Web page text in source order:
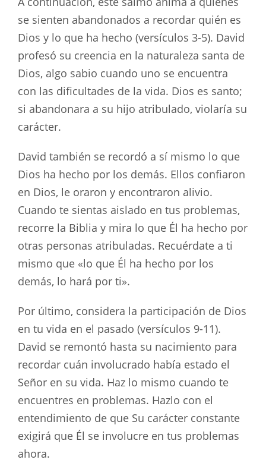
se sienten abandonados a recordar quién es
Dios y lo que ha hecho (versículos 3-5). David
profesó su creencia en la naturaleza santa de
Dios, algo sabio cuando uno se encuentra
con las dificultades de la vida. Dios es santo;
si abandonara a su hijo atribulado, violaría su
carácter.
David también se recordó a sí mismo lo que
Dios ha hecho por los demás. Ellos confiaron
en Dios, le oraron y encontraron alivio.
Cuando te sientas aislado en tus problemas,
recorre la Biblia y mira lo que Él ha hecho por
otras personas atribuladas. Recuérdate a ti
mismo que «lo que Él ha hecho por los
demás, lo hará por ti».
Por último, considera la participación de Dios
en tu vida en el pasado (versículos 9-11).
David se remontó hasta su nacimiento para
recordar cuán involucrado había estado el
Señor en su vida. Haz lo mismo cuando te
encuentres en problemas. Hazlo con el
entendimiento de que Su carácter constante
exigirá que Él se involucre en tus problemas
ahora.